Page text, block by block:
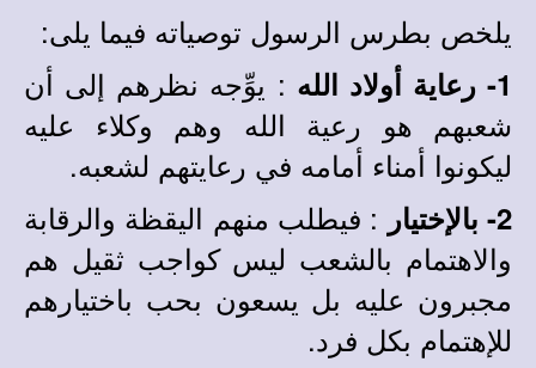
يلخص بطرس الرسول توصياته فيما يلى:
1- رعاية أولاد الله
: يوِّجه نظرهم إلى أن
شعبهم هو رعية الله وهم وكلاء عليه
ليكونوا أمناء أمامه في رعايتهم لشعبه.
2- بالإختيار
: فيطلب منهم اليقظة والرقابة
والاهتمام بالشعب ليس كواجب ثقيل هم
مجبرون عليه بل يسعون بحب باختيارهم
للإهتمام بكل فرد.